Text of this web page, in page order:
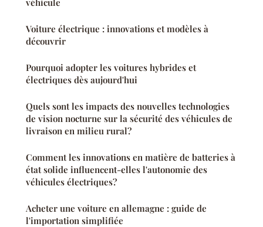
Voiture électrique : innovations et modèles à
découvrir
Pourquoi adopter les voitures hybrides et
électriques dès aujourd'hui
Quels sont les impacts des nouvelles technologies
de vision nocturne sur la sécurité des véhicules de
livraison en milieu rural?
Comment les innovations en matière de batteries à
état solide influencent-elles l'autonomie des
véhicules électriques?
Acheter une voiture en allemagne : guide de
l'importation simplifiée